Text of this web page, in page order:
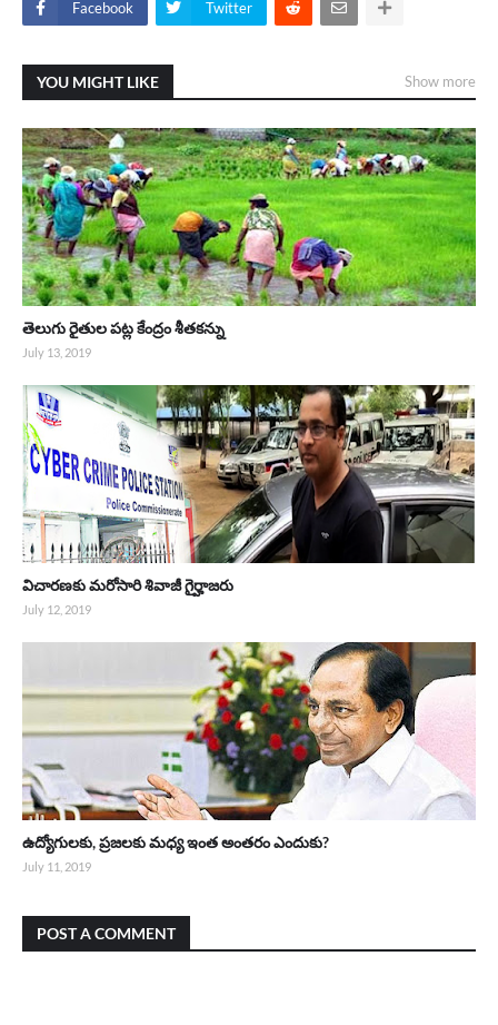
Facebook Twitter
YOU MIGHT LIKE Show more
తెలుగు రైతుల పట్ల కేంద్రం శీతకన్ను
July 13, 2019
విచారణకు మరోసారి శివాజీ గైర్హాజరు
July 12, 2019
ఉద్యోగులకు, ప్రజలకు మధ్య ఇంత అంతరం ఎందుకు?
July 11, 2019
POST A COMMENT